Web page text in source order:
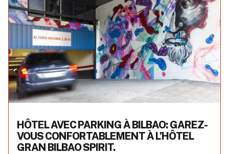
HÔTEL AVEC PARKING À BILBAO: GAREZ-
VOUS CONFORTABLEMENT À L’HÔTEL
GRAN BILBAO SPIRIT.